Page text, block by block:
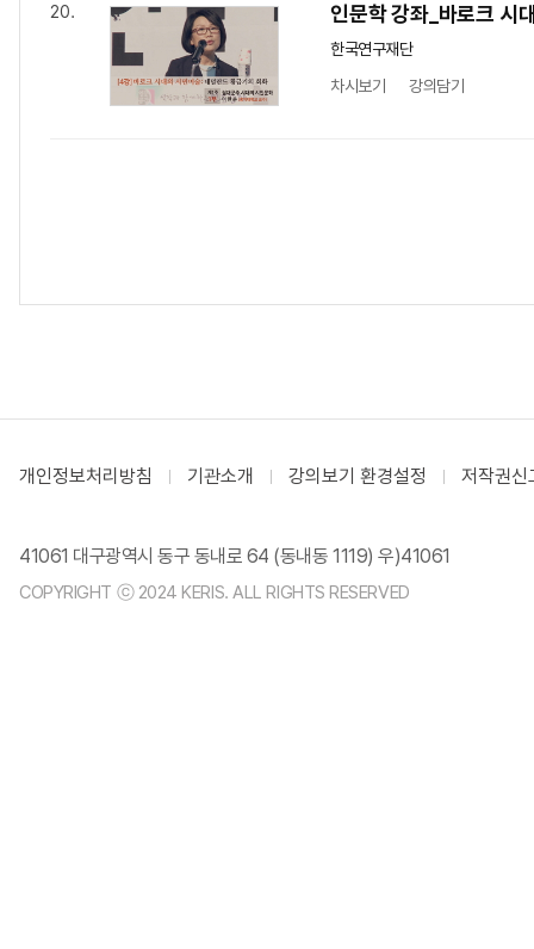
20. 인문학 강좌_바로크 시
한국연구재단
차시보기
강의담기
개인정보처리방침 기관소개 강의보기 환경설정 저작권신
41061 대구광역시 동구 동내로 64 (동내동 1119) 우)41061
COPYRIGHT ⓒ 2024 KERIS. ALL RIGHTS RESERVED